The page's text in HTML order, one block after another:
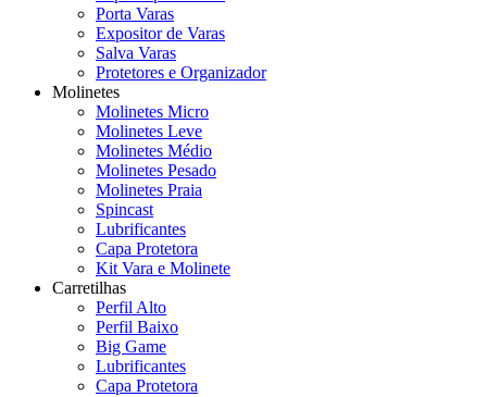
Porta Varas
Expositor de Varas
Salva Varas
Protetores e Organizador
Molinetes
Molinetes Micro
Molinetes Leve
Molinetes Médio
Molinetes Pesado
Molinetes Praia
Spincast
Lubrificantes
Capa Protetora
Kit Vara e Molinete
Carretilhas
Perfil Alto
Perfil Baixo
Big Game
Lubrificantes
Capa Protetora